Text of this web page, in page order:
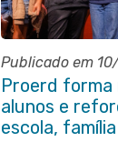
Publicado em
Proerd forma
alunos e
escola,